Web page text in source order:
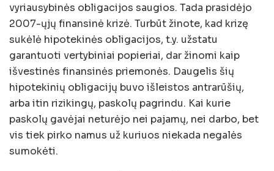
vyriausybinės obligacijos saugios. Tada prasidėjo
2007-ųjų finansinė krizė. Turbūt žinote, kad krizę
sukėlė hipotekinės obligacijos, t.y. užstatu
garantuoti vertybiniai popieriai, dar žinomi kaip
išvestinės finansinės priemonės. Daugelis šių
hipotekinių obligacijų buvo išleistos antrarūšių,
arba itin rizikingų, paskolų pagrindu. Kai kurie
paskolų gavėjai neturėjo nei pajamų, nei darbo, bet
vis tiek pirko namus už kuriuos niekada negalės
sumokėti.